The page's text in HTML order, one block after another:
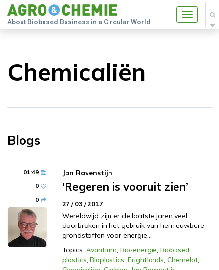
Toggle
About Biobased Business in a Circular World
Chemicaliën
Blogs
01:49
0
0
Jan Ravenstijn
‘Regeren is vooruit zien’
27 / 03 / 2017
Wereldwijd zijn er de laatste jaren veel
doorbraken in het gebruik van hernieuwbare
grondstoffen voor energie…
Topics: Avantium, Bio-energie, Biobased
plastics, Bioplastics, Brightlands, Chemelot,